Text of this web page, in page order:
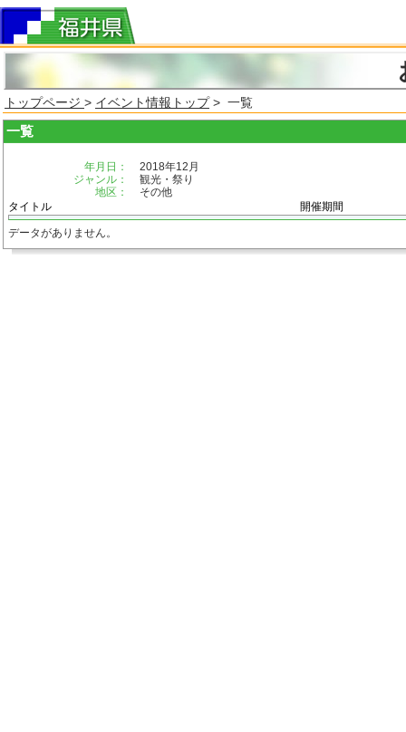
トップページ > イベント情報トップ> 一覧
一覧
年月日：
2018年12月
ジャンル：
観光・祭り
地区：
その他
タイトル
開催期間
データがありません。